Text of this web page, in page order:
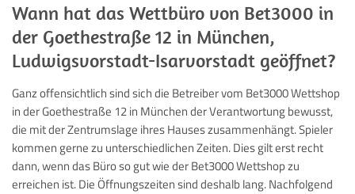
Wann hat das Wettbüro von Bet3000 in
der Goethestraße 12 in München,
Ludwigsvorstadt-Isarvorstadt geöffnet?
Ganz offensichtlich sind sich die Betreiber vom Bet3000 Wettshop
in der Goethestraße 12 in München der Verantwortung bewusst,
die mit der Zentrumslage ihres Hauses zusammenhängt. Spieler
kommen gerne zu unterschiedlichen Zeiten. Dies gilt erst recht
dann, wenn das Büro so gut wie der Bet3000 Wettshop zu
erreichen ist. Die Öffnungszeiten sind deshalb lang. Nachfolgend